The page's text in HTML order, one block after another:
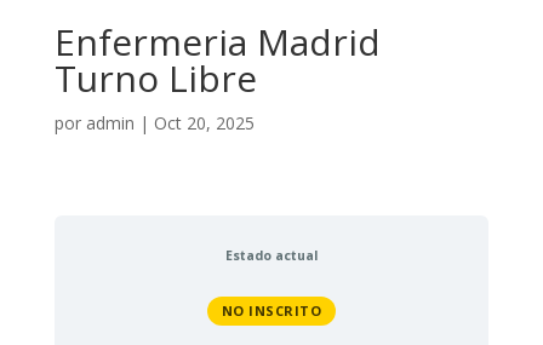
Enfermeria Madrid
Turno Libre
por admin | Oct 20, 2025
Estado actual
NO INSCRITO